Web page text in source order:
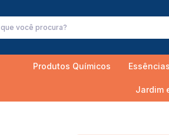
Produtos Químicos Essências
Jardim